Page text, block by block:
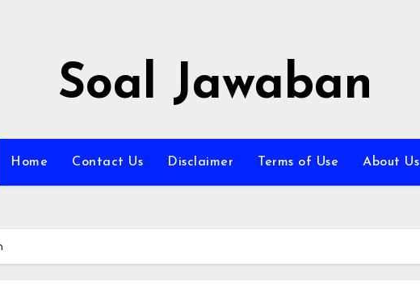
Soal Jawaban
Home Contact Us Disclaimer Terms of Use About Us